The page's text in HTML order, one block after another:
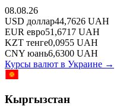
08.08.26
USD доллар44,7626 UAH
EUR евро51,6717 UAH
KZT тенге0,0955 UAH
CNY юань6,6300 UAH
Курсы валют в Украине →
Кыргызстан